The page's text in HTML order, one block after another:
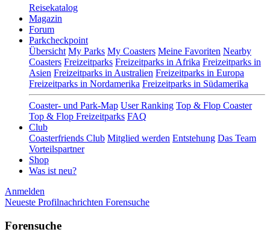
Reisekatalog
Magazin
Forum
Parkcheckpoint
Übersicht My Parks My Coasters Meine Favoriten Nearby
Coasters Freizeitparks Freizeitparks in Afrika Freizeitparks in
Asien Freizeitparks in Australien Freizeitparks in Europa
Freizeitparks in Nordamerika Freizeitparks in Südamerika
Coaster- und Park-Map User Ranking Top & Flop Coaster
Top & Flop Freizeitparks FAQ
Club
Coasterfriends Club Mitglied werden Entstehung Das Team
Vorteilspartner
Shop
Was ist neu?
Anmelden
Neueste Profilnachrichten Forensuche
Forensuche